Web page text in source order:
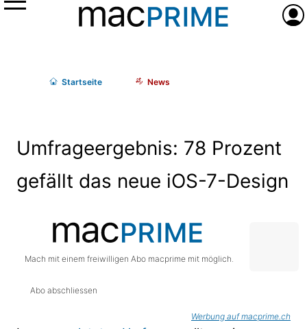
Menü
Startseite News
Umfrageergebnis: 78 Prozent
gefällt das neue iOS-7-Design
Mach mit einem freiwilligen Abo macprime mit möglich.
Abo abschliessen
Werbung auf macprime.ch